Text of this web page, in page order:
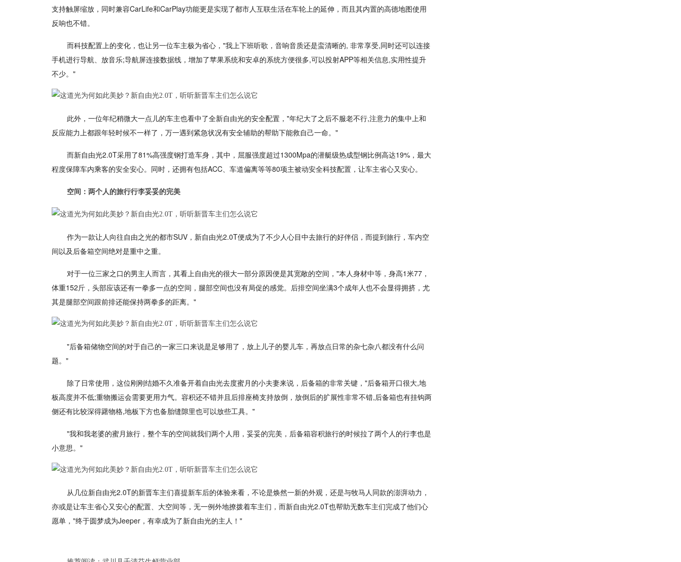
支持触屏缩放，同时兼容CarLife和CarPlay功能更是实现了都市人互联生活在车轮上的延伸，而且其内置的高德地图使用
反响也不错。
而科技配置上的变化，也让另一位车主极为省心，"我上下班听歌，音响音质还是蛮清晰的, 非常享受,同时还可以连接
手机进行导航、放音乐;导航屏连接数据线，增加了苹果系统和安卓的系统方便很多,可以投射APP等相关信息,实用性提升
不少。"
此外，一位年纪稍微大一点儿的车主也看中了全新自由光的安全配置，"年纪大了之后不服老不行,注意力的集中上和
反应能力上都跟年轻时候不一样了，万一遇到紧急状况有安全辅助的帮助下能救自己一命。"
而新自由光2.0T采用了81%高强度钢打造车身，其中，屈服强度超过1300Mpa的潜艇级热成型钢比例高达19%，最大
程度保障车内乘客的安全安心。同时，还拥有包括ACC、车道偏离等等80项主被动安全科技配置，让车主省心又安心。
空间：两个人的旅行行李妥妥的完美
作为一款让人向往自由之光的都市SUV，新自由光2.0T便成为了不少人心目中去旅行的好伴侣，而提到旅行，车内空
间以及后备箱空间绝对是重中之重。
对于一位三家之口的男主人而言，其看上自由光的很大一部分原因便是其宽敞的空间，"本人身材中等，身高1米77，
体重152斤，头部应该还有一拳多一点的空间，腿部空间也没有局促的感觉。后排空间坐满3个成年人也不会显得拥挤，尤
其是腿部空间跟前排还能保持两拳多的距离。"
"后备箱储物空间的对于自己的一家三口来说是足够用了，放上儿子的婴儿车，再放点日常的杂七杂八都没有什么问
题。"
除了日常使用，这位刚刚结婚不久准备开着自由光去度蜜月的小夫妻来说，后备箱的非常关键，"后备箱开口很大,地
板高度并不低;重物搬运会需要更用力气。容积还不错并且后排座椅支持放倒，放倒后的扩展性非常不错,后备箱也有挂钩两
侧还有比较深得躇物格,地板下方也备胎缝隙里也可以放些工具。"
"我和我老婆的蜜月旅行，整个车的空间就我们两个人用，妥妥的完美，后备箱容积旅行的时候拉了两个人的行李也是
小意思。"
从几位新自由光2.0T的新晋车主们喜提新车后的体验来看，不论是焕然一新的外观，还是与牧马人同款的澎湃动力，
亦或是让车主省心又安心的配置、大空间等，无一例外地撩拨着车主们，而新自由光2.0T也帮助无数车主们完成了他们心
愿单，"终于圆梦成为Jeeper，有幸成为了新自由光的主人！"